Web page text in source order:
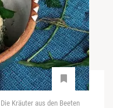
Kräuter aus den Beeten